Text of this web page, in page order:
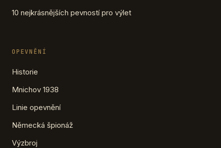
10 nejkrásnějších pevností pro výlet
OPEVNĚNÍ
Historie
Mnichov 1938
Linie opevnění
Německá špionáž
Výzbroj